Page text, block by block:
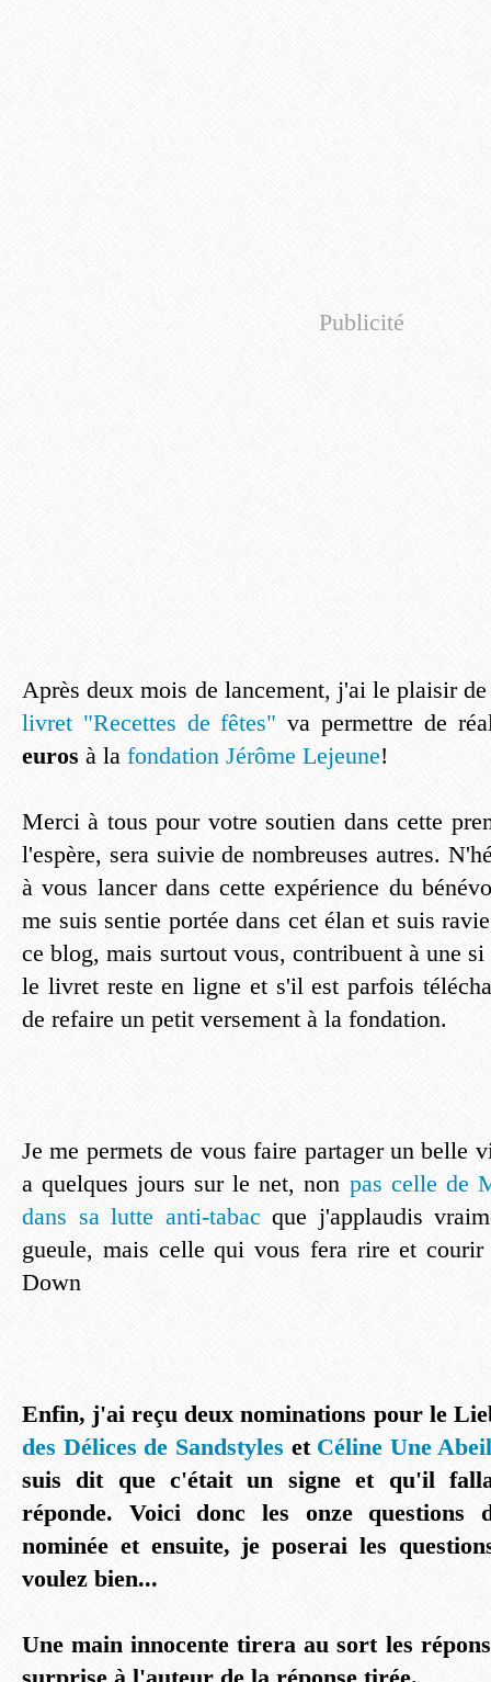
Publicité
Après deux mois de lancement, j'ai le plaisir
livret "Recettes de fêtes"va permettre de
euros à la fondation Jérôme Lejeune!
Merci à tous pour votre soutien dans cette
l'espère, sera suivie de nombreuses autres.
à vous lancer dans cette expérience du
me suis sentie portée dans cet élan et suis
ce blog, mais surtout vous, contribuent à une
le livret reste en ligne et s'il est parfois
de refaire un petit versement à la fondation.
Je me permets de vous faire partager un belle
a quelques jours sur le net, non pas celle de
dans sa lutte anti-tabac que j'applaudis
gueule, mais celle qui vous fera rire et
Down
Enfin, j'ai reçu deux nominations pour le
des Délices de Sandstyles et Céline Une
suis dit que c'était un signe et qu'il
réponde. Voici donc les onze questions
nominée et ensuite, je poserai les
voulez bien...
Une main innocente tirera au sort les